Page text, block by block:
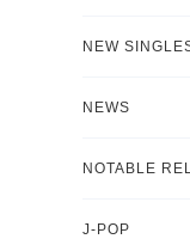
NEW
NEWS
NOTABLE
J-POP